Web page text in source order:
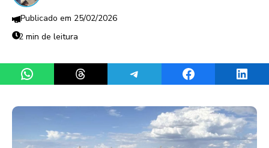
25/02/2026
2 min de leitura
Share on WhatsAppShare on ThreadsShare on TelegramShare on Facebook